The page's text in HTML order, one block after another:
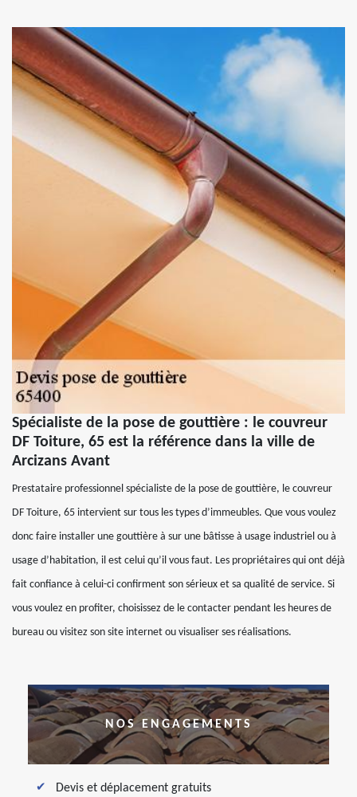
Spécialiste de la pose de gouttière : le couvreur
DF Toiture, 65 est la référence dans la ville de
Arcizans Avant
Prestataire professionnel spécialiste de la pose de gouttière, le couvreur
DF Toiture, 65 intervient sur tous les types d’immeubles. Que vous voulez
donc faire installer une gouttière à sur une bâtisse à usage industriel ou à
usage d’habitation, il est celui qu’il vous faut. Les propriétaires qui ont déjà
fait confiance à celui-ci confirment son sérieux et sa qualité de service. Si
vous voulez en profiter, choisissez de le contacter pendant les heures de
bureau ou visitez son site internet ou visualiser ses réalisations.
NOS ENGAGEMENTS
Devis et déplacement gratuits